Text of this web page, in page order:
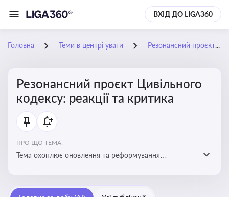
ВХІД ДО LIGA360
Головна Теми в центрі уваги Резонансний проєкт Цивільного кодексу: реакції та критика
Резонансний проєкт Цивільного
кодексу: реакції та критика
ПРО ЩО ТЕМА:
Тема охоплює оновлення та реформування
договірних відносин та правового статусу учасників